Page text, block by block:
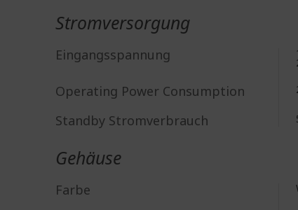
Stromversorgung
Eingangsspannung
Operating Power Consumption
Standby Stromverbrauch
Gehäuse
Farbe